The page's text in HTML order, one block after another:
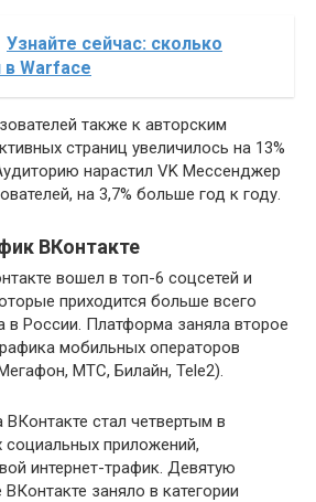
Узнайте сейчас: сколько
в Warface
также к авторским
страниц увеличилось на 13%
нарастил VK Мессенджер
на 3,7% больше год к году.
ВКонтакте
вошел в топ-6 соцсетей и
приходится больше всего
в России. Платформа заняла второе
мобильных операторов
МТС, Билайн, Tele2).
стал четвертым в
социальных приложений,
интернет-трафик. Девятую
заняло в категории